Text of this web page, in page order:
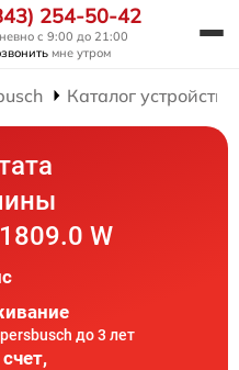
254-50-42
с 9:00 до 21:00
мне утром
Каталог устройств
W
до 3 лет